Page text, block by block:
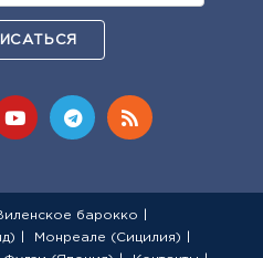
барокко
Монреале (Сицилия)